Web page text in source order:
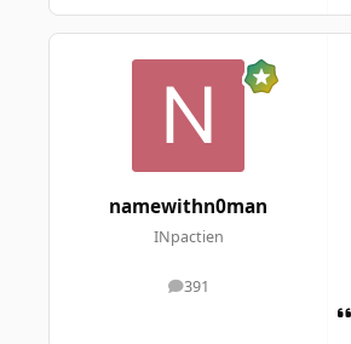
namewithn0man
INpactien
391
messages